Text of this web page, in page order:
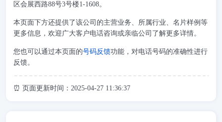
区会展西路88号3号楼1-1608。
本页面下方还提供了该公司的主营业务、所属行业、名片样例等
更多信息，欢迎广大客户电话咨询或亲临公司了解更多详情。
您也可以通过本页面的号码反馈功能，对电话号码的准确性进行
反馈。
⏰ 页面更新时间：2025-04-27 11:36:37